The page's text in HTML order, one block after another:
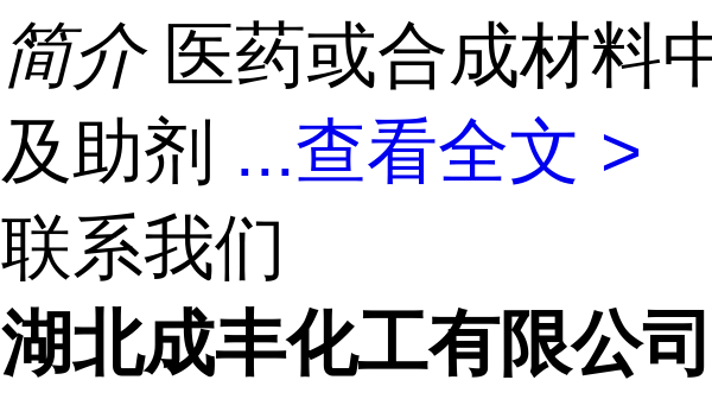
简介 医药或合成材料
及助剂 ...查看全文 >
联系我们
湖北成丰化工有限公司